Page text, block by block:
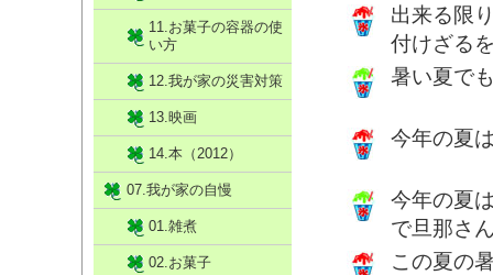
出来る限
付けざる
暑い夏で
今年の夏
今年の夏
で旦那さ
この夏の
11.お菓子の容器の使
い方
12.我が家の災害対策
13.映画
14.本（2012）
07.我が家の自慢
01.雑煮
02.お菓子